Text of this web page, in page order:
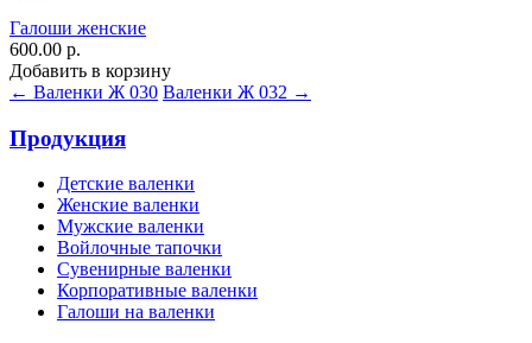
Галоши женские
600.00 р.
Добавить в корзину
← Валенки Ж 030 Валенки Ж 032 →
Продукция
Детские валенки
Женские валенки
Мужские валенки
Войлочные тапочки
Сувенирные валенки
Корпоративные валенки
Галоши на валенки